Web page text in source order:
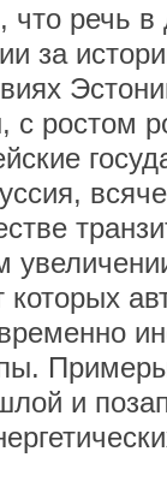
что речь
за
с ростом
которых
Примеры
и